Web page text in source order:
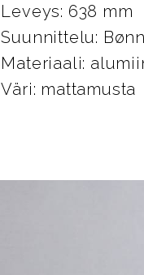
Leveys: 638 mm
Suunnittelu:
Materiaali:
Väri: mattamusta